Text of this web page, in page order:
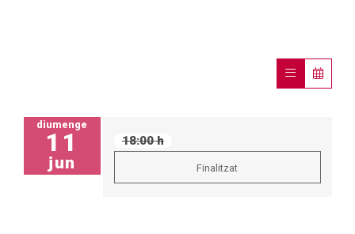
diumenge
11
jun
18:00 h
Finalitzat